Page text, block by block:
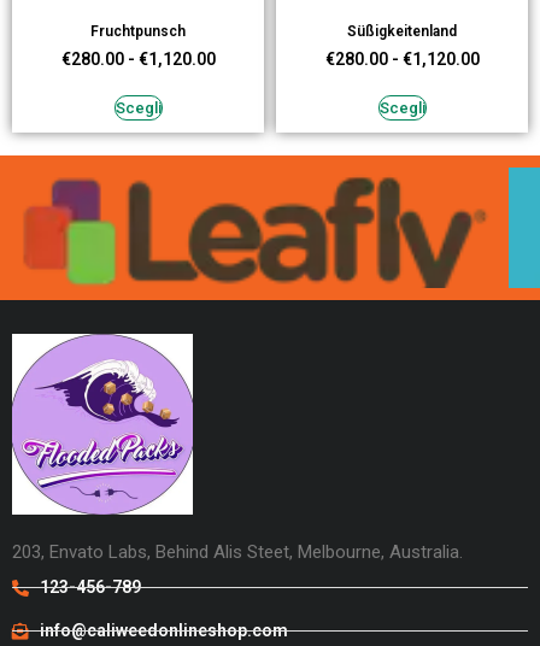
Fruchtpunsch
€280.00 - €1,120.00
Scegli
Süßigkeitenland
€280.00 - €1,120.00
Scegli
203, Envato Labs, Behind Alis Steet, Melbourne, Australia.
123-456-789
info@caliweedonlineshop.com